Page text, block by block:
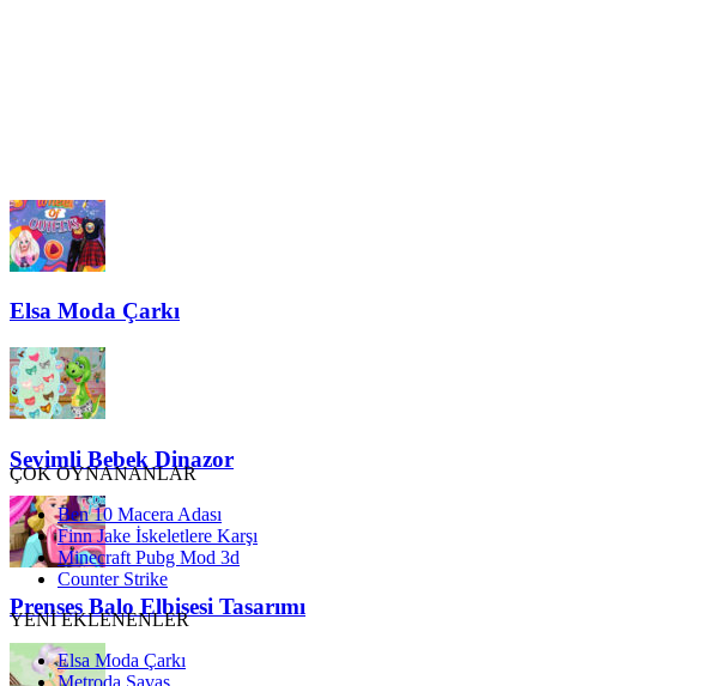
Elsa Moda Çarkı
Sevimli Bebek Dinazor
Prenses Balo Elbisesi Tasarımı
ÇOK OYNANANLAR
Ben 10 Macera Adası
Finn Jake İskeletlere Karşı
Minecraft Pubg Mod 3d
Counter Strike
YENİ EKLENENLER
Elsa Moda Çarkı
Metroda Savaş